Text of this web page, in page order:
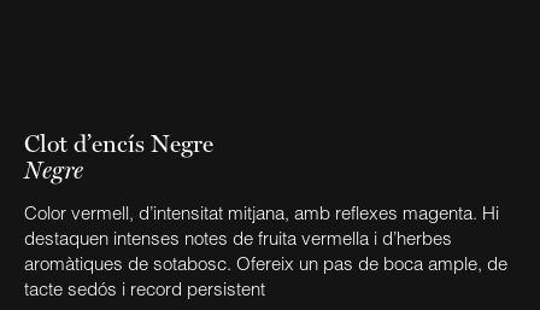
Clot d’encís Negre
Negre
Color vermell, d’intensitat mitjana, amb reflexes magenta. Hi
destaquen intenses notes de fruita vermella i d’herbes
aromàtiques de sotabosc. Ofereix un pas de boca ample, de
tacte sedós i record persistent